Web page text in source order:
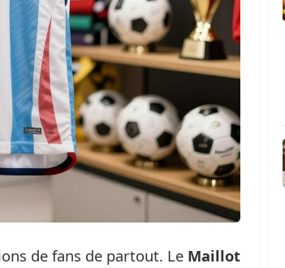
de fans de partout. Le Maillot